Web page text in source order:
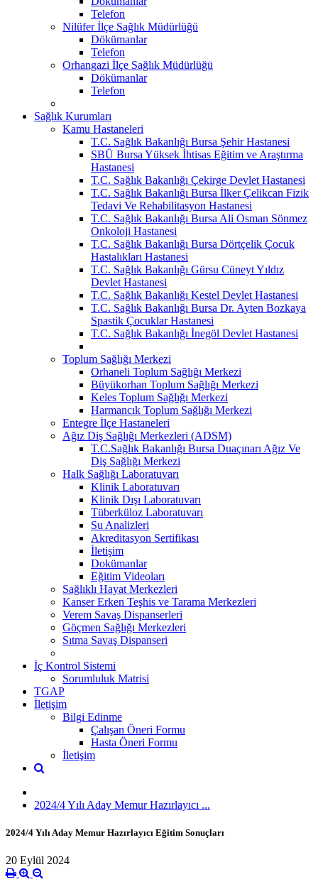
Telefon
Nilüfer İlçe Sağlık Müdürlüğü
Dökümanlar
Telefon
Orhangazi İlçe Sağlık Müdürlüğü
Dökümanlar
Telefon
Sağlık Kurumları
Kamu Hastaneleri
T.C. Sağlık Bakanlığı Bursa Şehir Hastanesi
SBÜ Bursa Yüksek İhtisas Eğitim ve Araştırma
Hastanesi
T.C. Sağlık Bakanlığı Çekirge Devlet Hastanesi
T.C. Sağlık Bakanlığı Bursa İlker Çelikcan Fizik
Tedavi Ve Rehabilitasyon Hastanesi
T.C. Sağlık Bakanlığı Bursa Ali Osman Sönmez
Onkoloji Hastanesi
T.C. Sağlık Bakanlığı Bursa Dörtçelik Çocuk
Hastalıkları Hastanesi
T.C. Sağlık Bakanlığı Gürsu Cüneyt Yıldız
Devlet Hastanesi
T.C. Sağlık Bakanlığı Kestel Devlet Hastanesi
T.C. Sağlık Bakanlığı Bursa Dr. Ayten Bozkaya
Spastik Çocuklar Hastanesi
T.C. Sağlık Bakanlığı İnegöl Devlet Hastanesi
Toplum Sağlığı Merkezi
Orhaneli Toplum Sağlığı Merkezi
Büyükorhan Toplum Sağlığı Merkezi
Keles Toplum Sağlığı Merkezi
Harmancık Toplum Sağlığı Merkezi
Entegre İlçe Hastaneleri
Ağız Diş Sağlığı Merkezleri (ADSM)
T.C.Sağlık Bakanlığı Bursa Duaçınarı Ağız Ve
Diş Sağlığı Merkezi
Halk Sağlığı Laboratuvarı
Klinik Laboratuvarı
Klinik Dışı Laboratuvarı
Tüberküloz Laboratuvarı
Su Analizleri
Akreditasyon Sertifikası
İletişim
Dokümanlar
Eğitim Videoları
Sağlıklı Hayat Merkezleri
Kanser Erken Teşhis ve Tarama Merkezleri
Verem Savaş Dispanserleri
Göçmen Sağlığı Merkezleri
Sıtma Savaş Dispanseri
İç Kontrol Sistemi
Sorumluluk Matrisi
TGAP
İletişim
Bilgi Edinme
Çalışan Öneri Formu
Hasta Öneri Formu
İletişim
2024/4 Yılı Aday Memur Hazırlayıcı ...
2024/4 Yılı Aday Memur Hazırlayıcı Eğitim Sonuçları
20 Eylül 2024